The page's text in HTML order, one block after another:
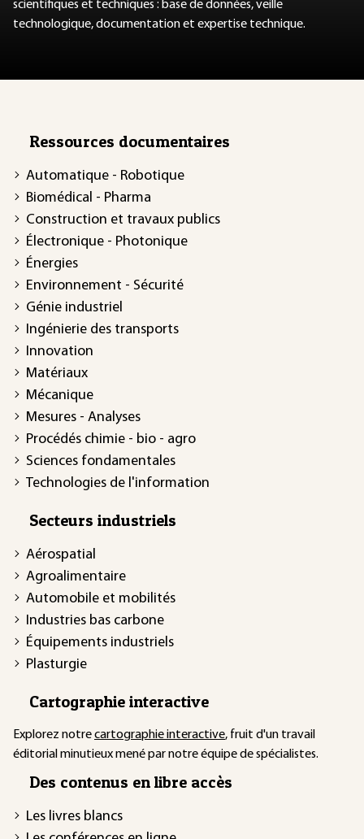
scientifiques et techniques : base de données, veille
technologique, documentation et expertise technique.
Ressources documentaires
Automatique - Robotique
Biomédical - Pharma
Construction et travaux publics
Électronique - Photonique
Énergies
Environnement - Sécurité
Génie industriel
Ingénierie des transports
Innovation
Matériaux
Mécanique
Mesures - Analyses
Procédés chimie - bio - agro
Sciences fondamentales
Technologies de l'information
Secteurs industriels
Aérospatial
Agroalimentaire
Automobile et mobilités
Industries bas carbone
Équipements industriels
Plasturgie
Cartographie interactive
Explorez notrecartographie interactive, fruit d'un travail
éditorial minutieux mené par notre équipe de spécialistes.
Des contenus en libre accès
Les livres blancs